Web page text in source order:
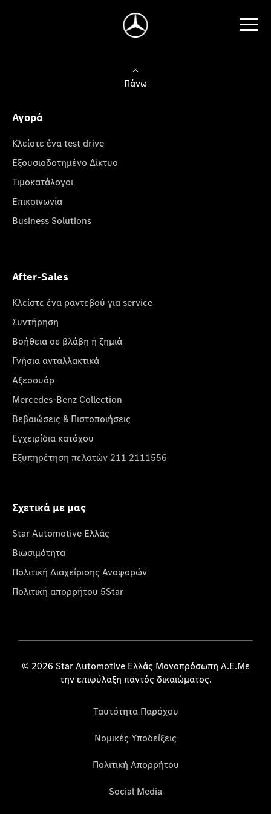
Πάνω
Αγορά
Κλείστε ένα test drive
Εξουσιοδοτημένο Δίκτυο
Τιμοκατάλογοι
Επικοινωνία
Business Solutions
After-Sales
Κλείστε ένα ραντεβού για service
Συντήρηση
Βοήθεια σε βλάβη ή ζημιά
Γνήσια ανταλλακτικά
Αξεσουάρ
Mercedes-Benz Collection
Βεβαιώσεις & Πιστοποιήσεις
Εγχειρίδια κατόχου
Εξυπηρέτηση πελατών 211 2111556
Σχετικά με μας
Star Automotive Ελλάς
Βιωσιμότητα
Πολιτική Διαχείρισης Αναφορών
Πολιτική απορρήτου 5Star
© 2026 Star Automotive Ελλάς Μονοπρόσωπη Α.Ε.Με
την επιφύλαξη παντός δικαιώματος.
Ταυτότητα Παρόχου
Νομικές Υποδείξεις
Πολιτική Απορρήτου
Social Media